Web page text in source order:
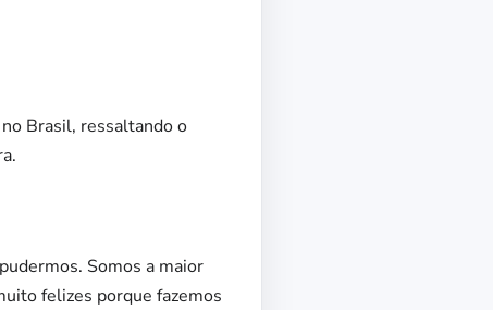
Brasil, ressaltando o
Somos a maior
felizes porque fazemos